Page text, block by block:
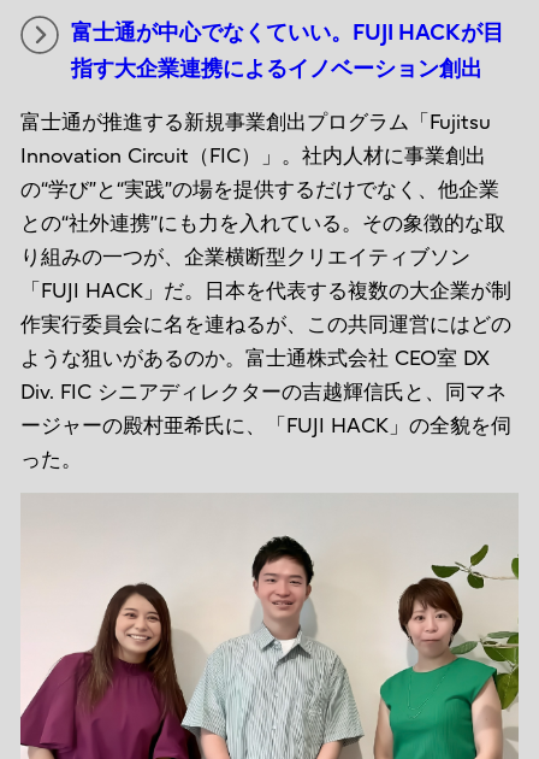
富士通が中心でなくていい。FUJI HACKが目
指す大企業連携によるイノベーション創出
富士通が推進する新規事業創出プログラム「Fujitsu
Innovation Circuit（FIC）」。社内人材に事業創出
の“学び”と“実践”の場を提供するだけでなく、他企業
との“社外連携”にも力を入れている。その象徴的な取
り組みの一つが、企業横断型クリエイティブソン
「FUJI HACK」だ。日本を代表する複数の大企業が制
作実行委員会に名を連ねるが、この共同運営にはどの
ような狙いがあるのか。富士通株式会社 CEO室 DX
Div. FIC シニアディレクターの吉越輝信氏と、同マネ
ージャーの殿村亜希氏に、「FUJI HACK」の全貌を伺
った。